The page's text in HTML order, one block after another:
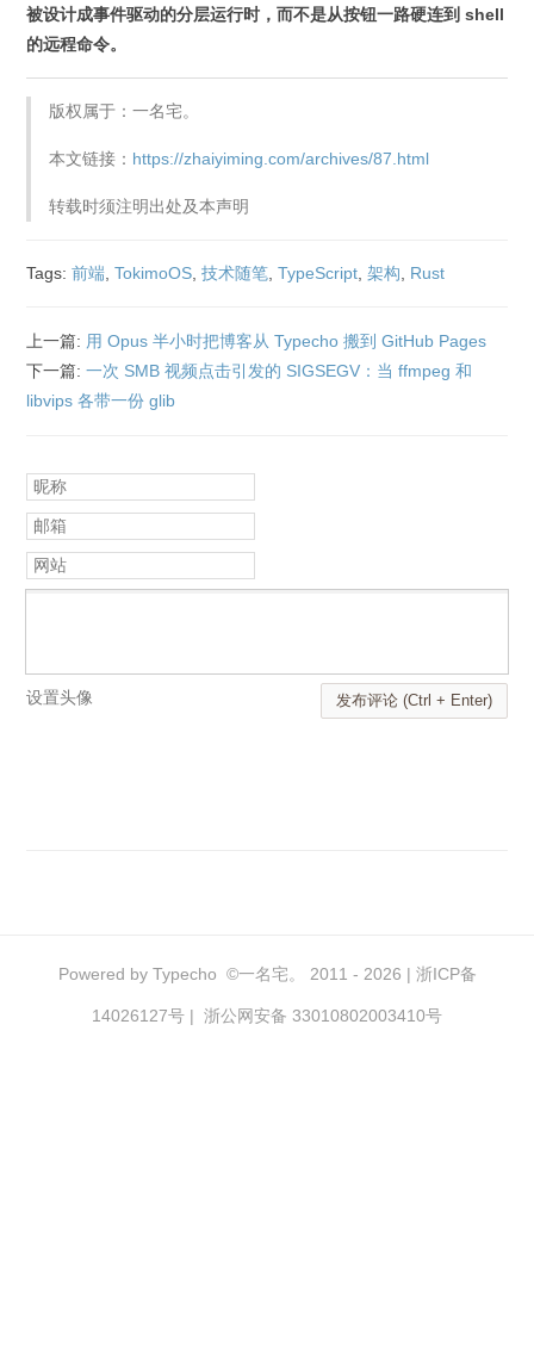
被设计成事件驱动的分层运行时，而不是从按钮一路硬连到 shell
的远程命令。
版权属于：一名宅。
本文链接： https://zhaiyiming.com/archives/87.html
转载时须注明出处及本声明
Tags:前端 ,TokimoOS ,技术随笔 ,TypeScript ,架构 Rust
上一篇: 用 Opus 半小时把博客从 Typecho 搬到 GitHub Pages
下一篇:一次 SMB 视频点击引发的 SIGSEGV：当 ffmpeg 和
libvips 各带一份 glib
昵称
邮箱
网站
设置头像 发布评论 (Ctrl + Enter)
Powered by Typecho ©一名宅。 2011 - 2026 | 浙ICP备
14026127号 | 浙公网安备 33010802003410号